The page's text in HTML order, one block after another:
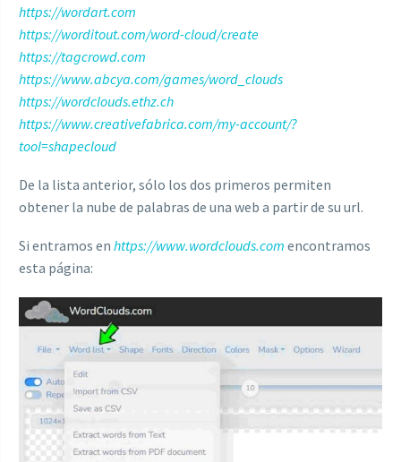
https://wordart.com
https://worditout.com/word-cloud/create
https://tagcrowd.com
https://www.abcya.com/games/word_clouds
https://wordclouds.ethz.ch
https://www.creativefabrica.com/my-account/?
tool=shapecloud
De la lista anterior, sólo los dos primeros permiten
obtener la nube de palabras de una web a partir de su url.
Si entramos en https://www.wordclouds.com encontramos
esta página: